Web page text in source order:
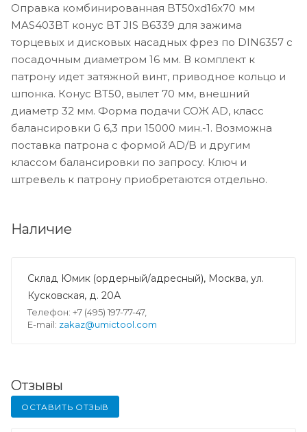
Оправка комбинированная BT50xd16x70 мм
MAS403BT конус BT JIS B6339 для зажима
торцевых и дисковых насадных фрез по DIN6357 с
посадочным диаметром 16 мм. В комплект к
патрону идет затяжной винт, приводное кольцо и
шпонка. Конус BT50, вылет 70 мм, внешний
диаметр 32 мм. Форма подачи СОЖ AD, класс
балансировки G 6,3 при 15000 мин.-1. Возможна
поставка патрона с формой AD/B и другим
классом балансировки по запросу. Ключ и
штревель к патрону приобретаются отдельно.
Наличие
Склад Юмик (ордерный/адресный), Москва, ул.
Кусковская, д. 20А
Телефон: +7 (495) 197-77-47,
E-mail: zakaz@umictool.com
Отзывы
ОСТАВИТЬ ОТЗЫВ